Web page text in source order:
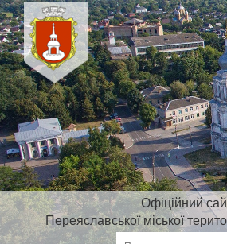
Офіційний
Переяславської міської